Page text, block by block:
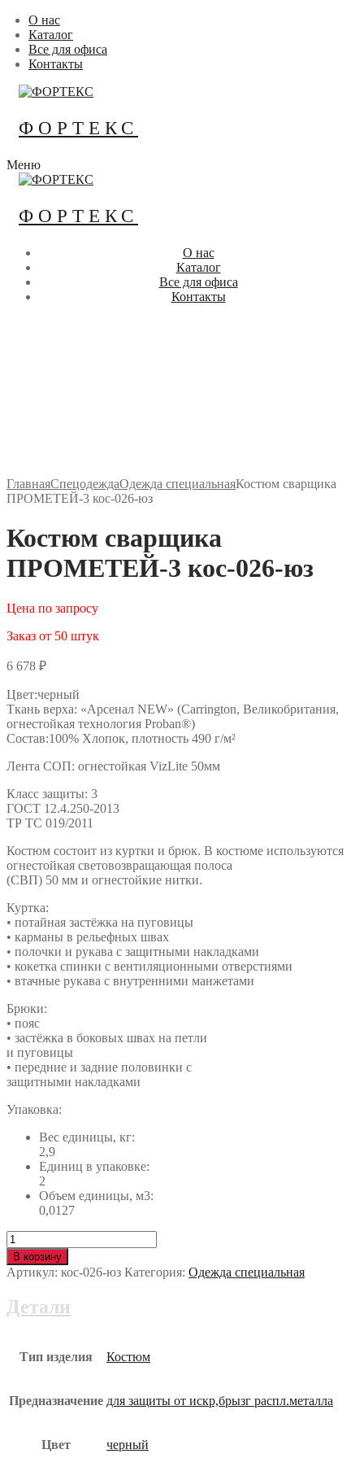
Перейти
содержимому
Меню
Закрыть
О нас
Каталог
Все для офиса
Контакты
ФОРТЕКС
Меню
ФОРТЕКС
О нас
Каталог
Все для офиса
Контакты
ГлавнаяСпецодеждаОдежда специальнаяКостюм сварщика
ПРОМЕТЕЙ-3 кос-026-юз
Костюм сварщика
ПРОМЕТЕЙ-3 кос-026-юз
Цена по запросу
Заказ от 50 штук
6 678 ₽
Цвет:черный
Ткань верха: «Арсенал NEW» (Carrington, Великобритания,
огнестойкая технология Proban®)
Состав:100% Хлопок, плотность 490 г/м²
Лента СОП: огнестойкая VizLite 50мм
Класс защиты: 3
ГОСТ 12.4.250-2013
ТР ТС 019/2011
Костюм состоит из куртки и брюк. В костюме используются
огнестойкая световозвращающая полоса
(СВП) 50 мм и огнестойкие нитки.
Куртка:
• потайная застёжка на пуговицы
• карманы в рельефных швах
• полочки и рукава с защитными накладками
• кокетка спинки с вентиляционными отверстиями
• втачные рукава с внутренними манжетами
Брюки:
• пояс
• застёжка в боковых швах на петли
и пуговицы
• передние и задние половинки с
защитными накладками
Упаковка:
Вес единицы, кг:
2,9
Единиц в упаковке:
2
Объем единицы, м3:
0,0127
Количество
Костюм
сварщика
ПРОМЕТЕЙ-3
юз
В корзину
Артикул: кос-026-юз Категория: Одежда специальная
Детали
Тип изделия Костюм
Предназначение для защиты от искр,брызг распл.металла
Цвет черный